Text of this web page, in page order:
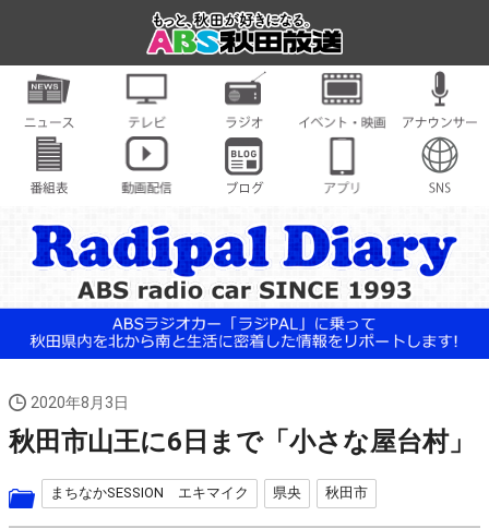
2020年8月3日
秋田市山王に6日まで「小さな屋台村」
まちなかSESSION エキマイク 県央 秋田市